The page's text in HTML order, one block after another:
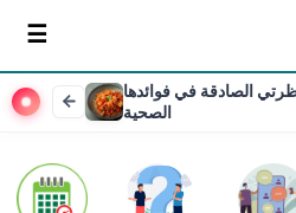
الصادقة في فوائدها
الصحية